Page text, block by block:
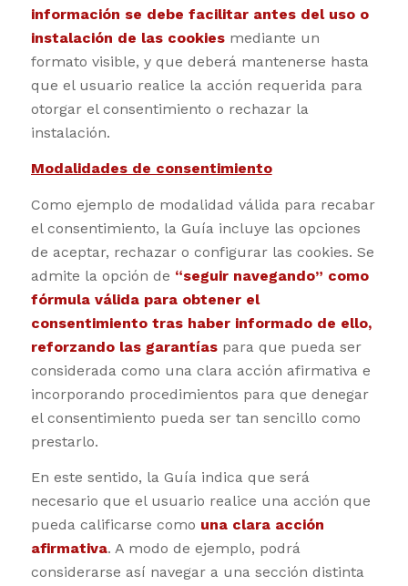
información se debe facilitar antes del uso o
instalación de las cookiesmediante un
formato visible, y que deberá mantenerse hasta
que el usuario realice la acción requerida para
otorgar el consentimiento o rechazar la
instalación.
Modalidades de consentimiento
Como ejemplo de modalidad válida para recabar
el consentimiento, la Guía incluye las opciones
de aceptar, rechazar o configurar las cookies. Se
admite la opción de “seguir navegando” como
fórmula válida para obtener el
consentimiento tras haber informado de ello,
reforzando las garantíaspara que pueda ser
considerada como una clara acción afirmativa e
incorporando procedimientos para que denegar
el consentimiento pueda ser tan sencillo como
prestarlo.
En este sentido, la Guía indica que será
necesario que el usuario realice una acción que
pueda calificarse como una clara acción
afirmativa. A modo de ejemplo, podrá
considerarse así navegar a una sección distinta